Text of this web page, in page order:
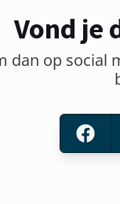
Vond je
dan op social